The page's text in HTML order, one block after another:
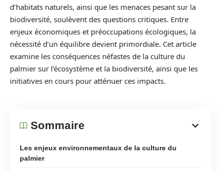
d’habitats naturels, ainsi que les menaces pesant sur la
biodiversité, soulèvent des questions critiques. Entre
enjeux économiques et préoccupations écologiques, la
nécessité d’un équilibre devient primordiale. Cet article
examine les conséquences néfastes de la culture du
palmier sur l’écosystème et la biodiversité, ainsi que les
initiatives en cours pour atténuer ces impacts.
Sommaire
Les enjeux environnementaux de la culture du
palmier